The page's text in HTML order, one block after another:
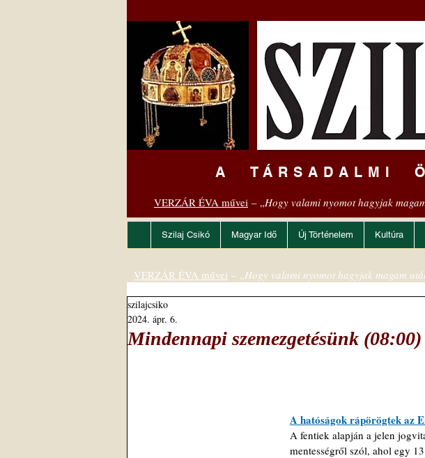
A TÁRSADALMI
VERZÁR ÉVA művei – „Hogy valami nyomot hagyjak
Szilaj Csikó Magyar Idő Új Történelem Kultúra
Mindennapi szemezgetésünk (08:00)
szilajcsiko
2024. ápr. 6.
A hatóságok rápörögtek az
A fentiek alapján a jelen
mentességről szól, ahol egy
VERZÁR ÉVA művei – „Hogy valami nyomot hagyjak magam